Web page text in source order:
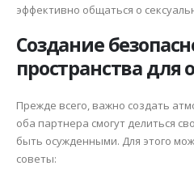
эффективно общаться о
Создание
пространства для
Прежде всего, важно создать
оба партнера смогут делиться
быть осужденными. Для этого
советы: